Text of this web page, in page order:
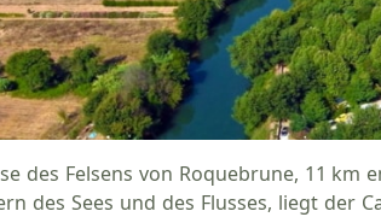
des Felsens von Roquebrune, 11 km
des Sees und des Flusses, liegt der